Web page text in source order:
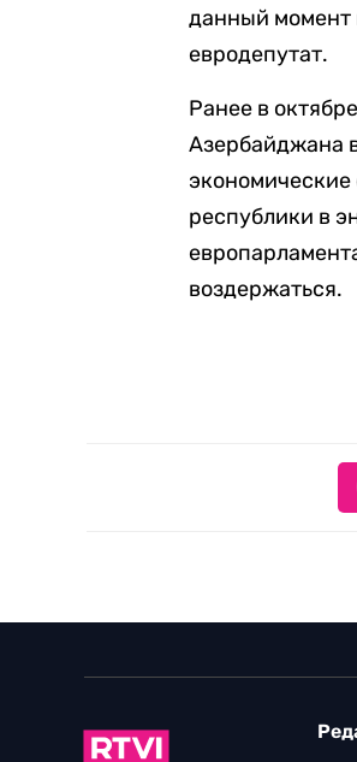
данный момент
евродепутат.
Ранее в
Азербайджана
республики в
воздержаться.